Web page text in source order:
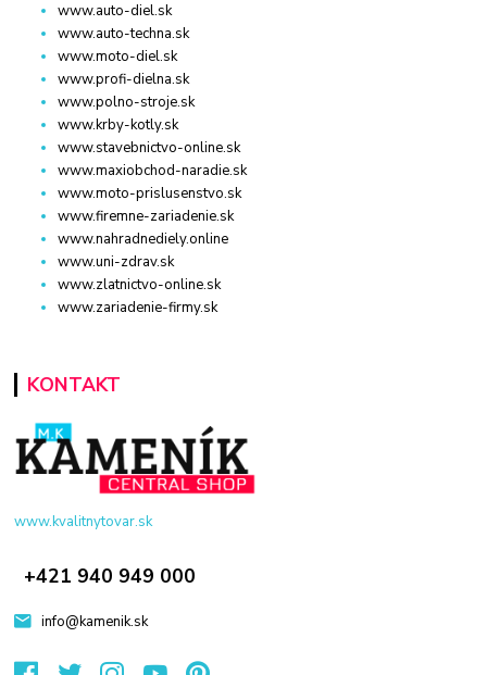
www.auto-diel.sk
www.auto-techna.sk
www.moto-diel.sk
www.profi-dielna.sk
www.polno-stroje.sk
www.krby-kotly.sk
www.stavebnictvo-online.sk
www.maxiobchod-naradie.sk
www.moto-prislusenstvo.sk
www.firemne-zariadenie.sk
www.nahradnediely.online
www.uni-zdrav.sk
www.zlatnictvo-online.sk
www.zariadenie-firmy.sk
KONTAKT
www.kvalitnytovar.sk
+421 940 949 000
info@kamenik.sk